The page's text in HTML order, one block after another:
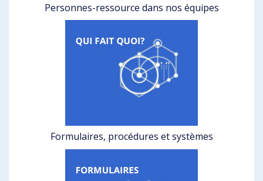
Personnes-ressource dans nos équipes
Formulaires, procédures et systèmes